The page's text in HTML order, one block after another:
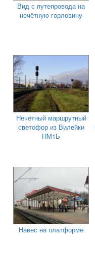
Вид с путепровода на
нечётную горловину
Нечётный маршрутный
светофор из Вилейки
НМ1Б
Навес на платформе